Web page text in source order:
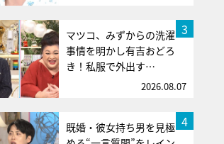
3
マツコ、みずからの洗濯
事情を明かし有吉おどろ
き！私服で外出す…
2026.08.07
4
既婚・彼女持ち男を見極